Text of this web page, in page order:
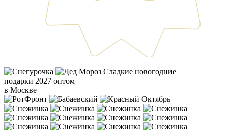
Сладкие новогодние
подарки 2027 оптом
в Москве